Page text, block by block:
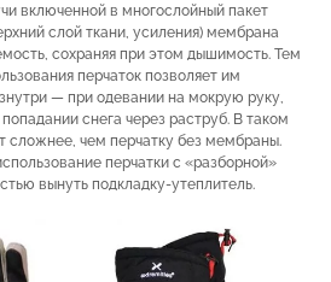
включенной в многослойный пакет
слой ткани, усиления) мембрана
сохраняя при этом дышимость. Тем
перчаток позволяет им
— при одевании на мокрую руку,
снега через раструб. В таком
сложнее, чем перчатку без мембраны.
перчатки с «разборной»
вынуть подкладку-утеплитель.